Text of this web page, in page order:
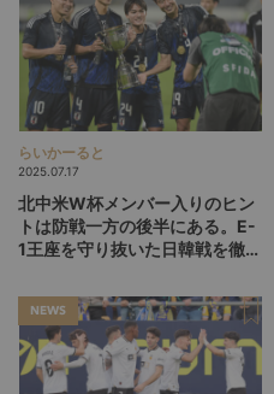
らいかーると
2025.07.17
北中米W杯メンバー入りのヒン
トは防戦一方の後半にある。E-
1王座を守り抜いた日韓戦を徹底
NEWS